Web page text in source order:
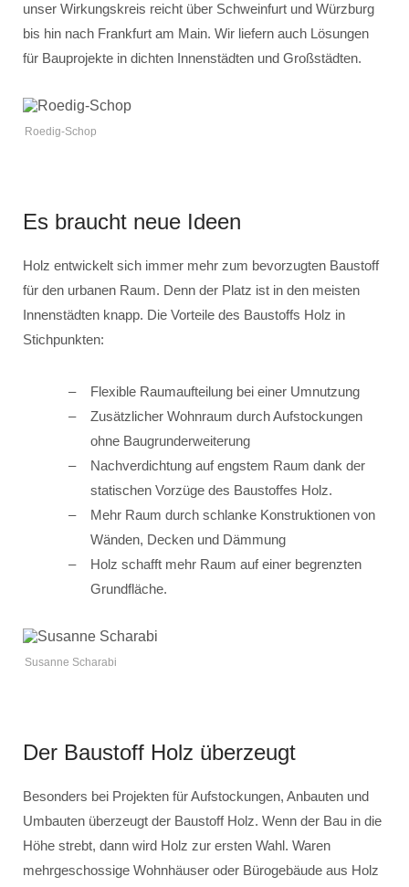
unser Wirkungskreis reicht über Schweinfurt und Würzburg
bis hin nach Frankfurt am Main. Wir liefern auch Lösungen
für Bauprojekte in dichten Innenstädten und Großstädten.
Roedig-Schop
Es braucht neue Ideen
Holz entwickelt sich immer mehr zum bevorzugten Baustoff
für den urbanen Raum. Denn der Platz ist in den meisten
Innenstädten knapp. Die Vorteile des Baustoffs Holz in
Stichpunkten:
Flexible Raumaufteilung bei einer Umnutzung
Zusätzlicher Wohnraum durch Aufstockungen
ohne Baugrunderweiterung
Nachverdichtung auf engstem Raum dank der
statischen Vorzüge des Baustoffes Holz.
Mehr Raum durch schlanke Konstruktionen von
Wänden, Decken und Dämmung
Holz schafft mehr Raum auf einer begrenzten
Grundfläche.
Susanne Scharabi
Der Baustoff Holz überzeugt
Besonders bei Projekten für Aufstockungen, Anbauten und
Umbauten überzeugt der Baustoff Holz. Wenn der Bau in die
Höhe strebt, dann wird Holz zur ersten Wahl. Waren
mehrgeschossige Wohnhäuser oder Bürogebäude aus Holz